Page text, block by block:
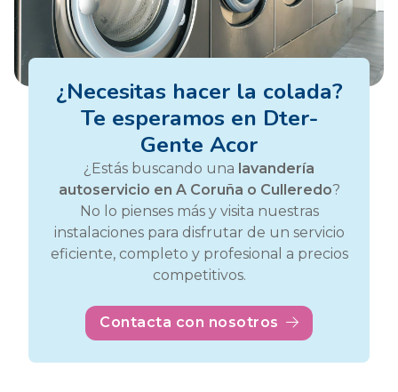
¿Necesitas hacer la colada?
Te esperamos en Dter-
Gente Acor
¿Estás buscando una lavandería
autoservicio en A Coruña o Culleredo?
No lo pienses más y visita nuestras
instalaciones para disfrutar de un servicio
eficiente, completo y profesional a precios
competitivos.
Contacta con nosotros